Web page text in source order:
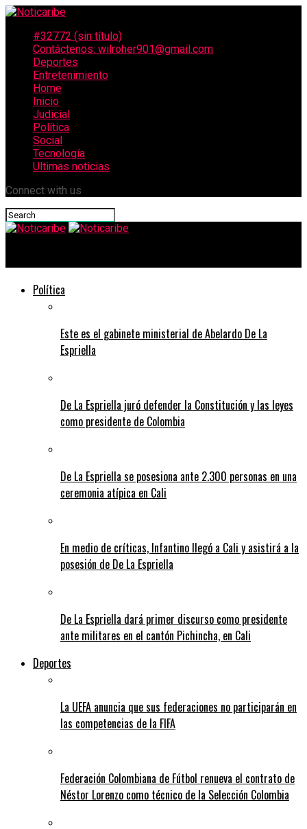
#32772 (sin título)
Contáctenos: wilroher901@gmail.com
Deportes
Entretenimiento
Home
Inicio
Judicial
Política
Social
Tecnología
Ultimas noticias
Connect with us
Política
Este es el gabinete ministerial de Abelardo De La
Espriella
De La Espriella juró defender la Constitución y las leyes
como presidente de Colombia
De La Espriella se posesiona ante 2.300 personas en una
ceremonia atípica en Cali
En medio de críticas, Infantino llegó a Cali y asistirá a la
posesión de De La Espriella
De La Espriella dará primer discurso como presidente
ante militares en el cantón Pichincha, en Cali
Deportes
La UEFA anuncia que sus federaciones no participarán en
las competencias de la FIFA
Federación Colombiana de Fútbol renueva el contrato de
Néstor Lorenzo como técnico de la Selección Colombia